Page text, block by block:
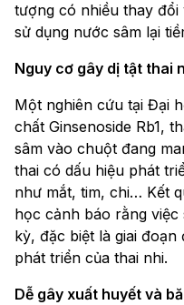
tượng có nhiều thay
sử dụng nước sâm lại
Nguy cơ gây dị tật thai
Một nghiên cứu tại Đại
chất Ginsenoside Rb1,
sâm vào chuột đang
thai có dấu hiệu phát
như mắt, tim, chi… Kết
học cảnh báo rằng
kỳ, đặc biệt là giai
phát triển của thai nhi.
Dễ gây xuất huyết và